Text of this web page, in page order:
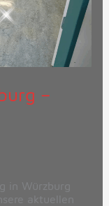
–
in Würzburg
aktuellen